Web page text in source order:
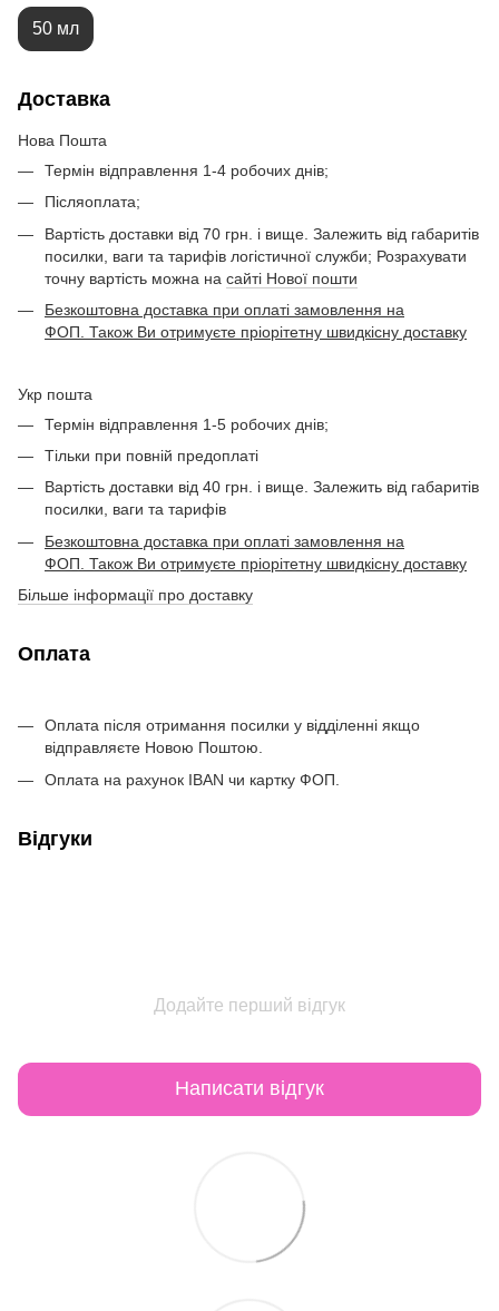
50 мл
Доставка
Нова Пошта
Термін відправлення 1-4 робочих днів;
Післяоплата;
Вартість доставки від 70 грн. і вище. Залежить від габаритів
посилки, ваги та тарифів логістичної служби; Розрахувати
точну вартість можна на сайті Нової пошти
Безкоштовна доставка при оплаті замовлення на
ФОП. Також Ви отримуєте пріорітетну швидкісну доставку
Укр пошта
Термін відправлення 1-5 робочих днів;
Тільки при повній предоплаті
Вартість доставки від 40 грн. і вище. Залежить від габаритів
посилки, ваги та тарифів
Безкоштовна доставка при оплаті замовлення на
ФОП. Також Ви отримуєте пріорітетну швидкісну доставку
Більше інформації про доставку
Оплата
Оплата після отримання посилки у відділенні якщо
відправляєте Новою Поштою.
Оплата на рахунок IBAN чи картку ФОП.
Відгуки
Додайте перший відгук
Написати відгук